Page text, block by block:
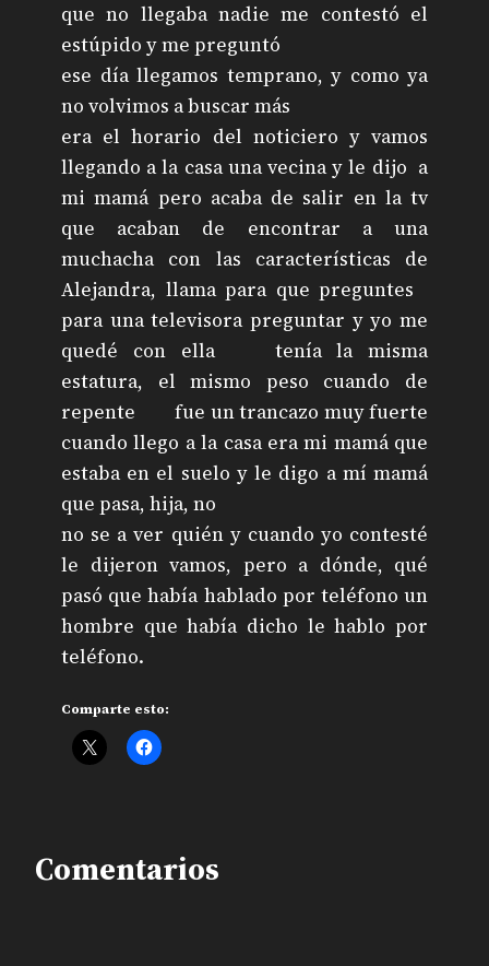
que no llegaba nadie me contestó el
estúpido y me preguntó
ese día llegamos temprano, y como ya
no volvimos a buscar más
era el horario del noticiero y vamos
llegando a la casa una vecina y le dijo a
mi mamá pero acaba de salir en la tv
que acaban de encontrar a una
muchacha con las características de
Alejandra, llama para que preguntes
para una televisora preguntar y yo me
quedé con ella tenía la misma
estatura, el mismo peso cuando de
repente fue un trancazo muy fuerte
cuando llego a la casa era mi mamá que
estaba en el suelo y le digo a mí mamá
que pasa, hija, no
no se a ver quién y cuando yo contesté
le dijeron vamos, pero a dónde, qué
pasó que había hablado por teléfono un
hombre que había dicho le hablo por
teléfono.
Comparte esto:
Comentarios